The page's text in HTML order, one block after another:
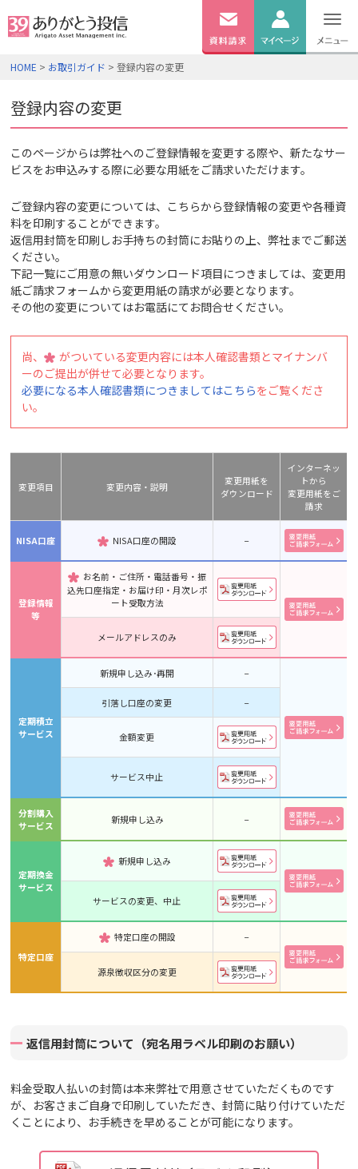
HOME > お取引ガイド > 登録内容の変更
登録内容の変更
このページからは弊社へのご登録情報を変更する際や、新たなサー
ビスをお申込みする際に必要な用紙をご請求いただけます。
ご登録内容の変更については、こちらから登録情報の変更や各種資
料を印刷することができます。
返信用封筒を印刷しお手持ちの封筒にお貼りの上、弊社までご郵送
ください。
下記一覧にご用意の無いダウンロード項目につきましては、変更用
紙ご請求フォームから変更用紙の請求が必要となります。
その他の変更についてはお電話にてお問合せください。
尚、
がついている変更内容には本人確認書類とマイナンバ
ーのご提出が併せて必要となります。
必要になる本人確認書類につきましてはこちらをご覧くださ
い。
変更項目 変更内容・説明
変更用紙を
ダウンロード
インターネッ
トから
変更用紙をご
請求
NISA口座 NISA口座の開設 −
登録情報
等
お名前・ご住所・電話番号・振
込先口座指定・お届け印・月次レポ
ート受取方法
メールアドレスのみ
定期積立
サービス
新規申し込み･再開 −
引落し口座の変更 −
金額変更
サービス中止
分割購入
サービス
新規申し込み −
定期換金
サービス
新規申し込み
サービスの変更、中止
特定口座
特定口座の開設 −
源泉徴収区分の変更
返信用封筒について（宛名用ラベル印刷のお願い）
料金受取人払いの封筒は本来弊社で用意させていただくものです
が、お客さまご自身で印刷していただき、封筒に貼り付けていただ
くことにより、お手続きを早めることが可能になります。